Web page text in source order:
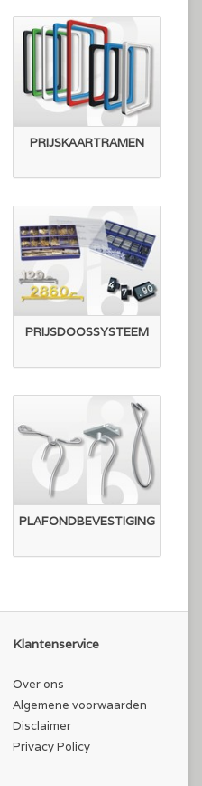
PRIJSKAARTRAMEN
PRIJSDOOSSYSTEEM
PLAFONDBEVESTIGING
Klantenservice
Over ons
Algemene voorwaarden
Disclaimer
Privacy Policy